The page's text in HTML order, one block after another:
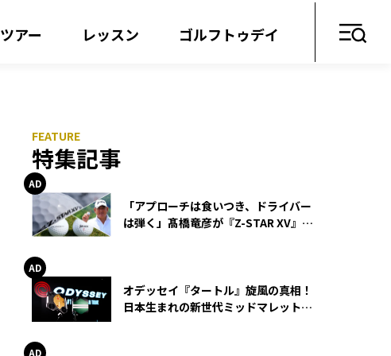
ツアー レッスン ゴルフトゥデイ
特集記事
「アプローチは食いつき、ドライバー
は弾く」髙橋竜彦が『Z-STAR XV』を
オデッセイ『タートル』旋風の真相！
日本生まれの新世代ミッドマレットが